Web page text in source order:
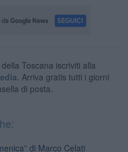
Toscana iscriviti alla
Arriva gratis tutti i giorni
di posta.
di Marco Celati